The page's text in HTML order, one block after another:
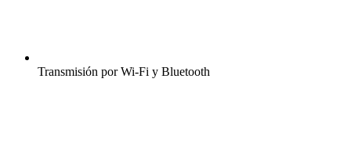
Transmisión por Wi-Fi y Bluetooth